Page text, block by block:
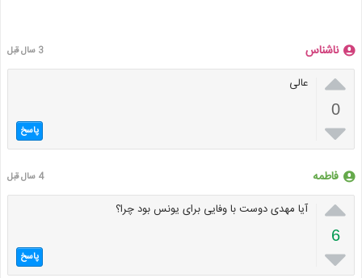
ناشناس 3 سال قبل

0

عالی
پاسخ
فاطمه 4 سال قبل

6

آیا مهدی دوست با وفایی برای یونس بود چرا؟
پاسخ